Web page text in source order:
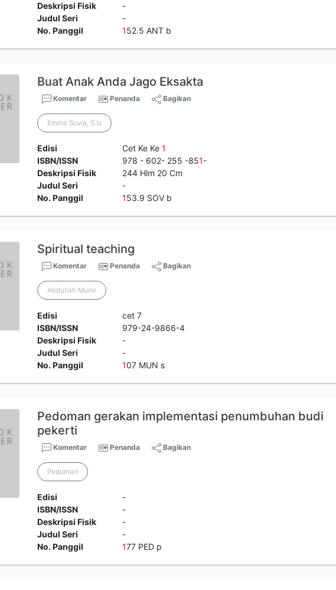
Deskripsi Fisik
-
Judul Seri
-
No. Panggil
152.5 ANT b
Buat Anak Anda Jago Eksakta
Komentar Penanda Bagikan
Emma Sovia, S.si
Edisi Cet Ke Ke 1
ISBN/ISSN
978 - 602- 255 -851-
Deskripsi Fisik
244 Hlm 20 Cm
Judul Seri
-
No. Panggil
153.9 SOV b
Spiritual teaching
Komentar Penanda Bagikan
Abdullah Munir
Edisi
cet 7
ISBN/ISSN
979-24-9866-4
Deskripsi Fisik
-
Judul Seri
-
No. Panggil
107 MUN s
Pedoman gerakan implementasi penumbuhan budi
pekerti
Komentar Penanda Bagikan
Pedoman
Edisi
-
ISBN/ISSN
-
Deskripsi Fisik
-
Judul Seri
-
No. Panggil
177 PED p